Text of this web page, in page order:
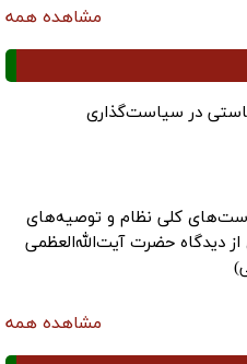
مشاهده همه
در سیاست‌گذاری
کلی نظام و توصیه‌های
دیدگاه حضرت آیت‌الله‌العظمی
مشاهده همه